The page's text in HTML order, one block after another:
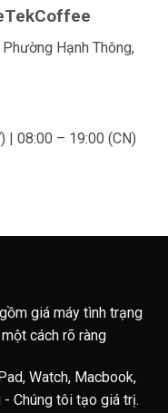
Hạnh Thông,
| 08:00 – 19:00 (CN)
giá máy tình trạng
cách rõ ràng
Watch, Macbook,
Chúng tôi tạo giá trị.